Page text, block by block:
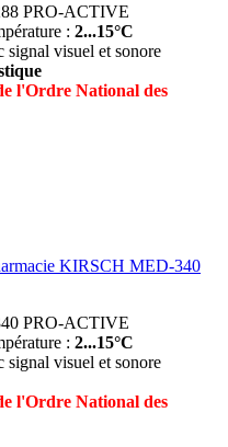
PRO-ACTIVE
: 2...15°C
signal visuel et sonore
l'Ordre National des
KIRSCH MED-340
PRO-ACTIVE
: 2...15°C
signal visuel et sonore
l'Ordre National des